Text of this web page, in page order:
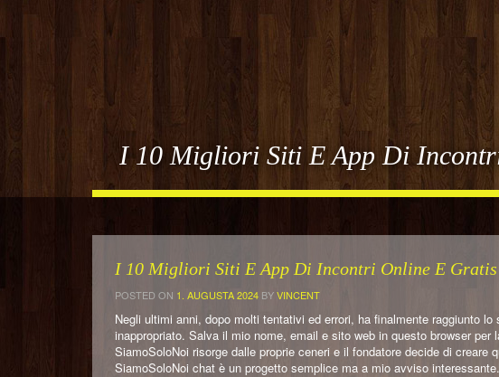
I 10 Migliori Siti E App Di
I 10 Migliori Siti E App Di Incontri Online E Gratis
POSTED ON 1. AUGUSTA 2024 BYVINCENT
Negli ultimi anni, dopo molti tentativi ed errori, ha finalmente raggiunto
inappropriato. Salva il mio nome, email e sito web in questo browser
SiamoSoloNoi risorge dalle proprie ceneri e il fondatore decide di
SiamoSoloNoi chat è un progetto semplice ma a mio avviso interessante.